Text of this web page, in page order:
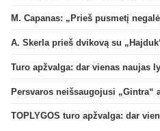
Turo apžvalga: dar vienas naujas
TOPLYGOS turo apžvalga: dar